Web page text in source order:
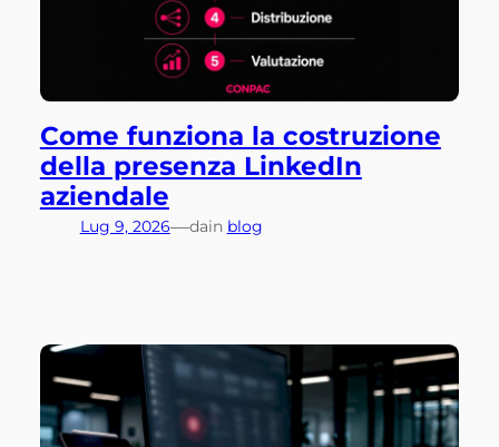
Come funziona la costruzione
della presenza LinkedIn
aziendale
Lug 9, 2026—dain blog